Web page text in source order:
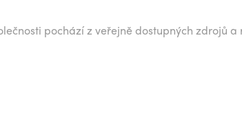
pochází z veřejně dostupných zdrojů a